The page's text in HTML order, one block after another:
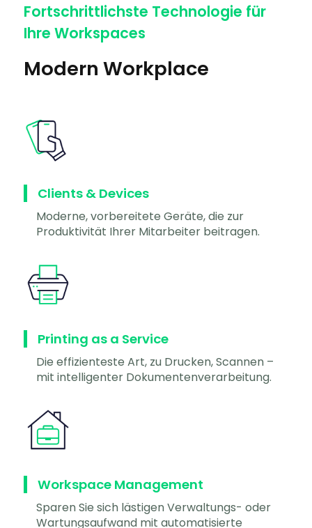
Fortschrittlichste Technologie für
Ihre Workspaces
Modern Workplace
Clients & Devices
Moderne, vorbereitete Geräte, die zur
Produktivität Ihrer Mitarbeiter beitragen.
Printing as a Service
Die effizienteste Art, zu Drucken, Scannen –
mit intelligenter Dokumentenverarbeitung.
Workspace Management
Sparen Sie sich lästigen Verwaltungs- oder
Wartungsaufwand mit automatisierte